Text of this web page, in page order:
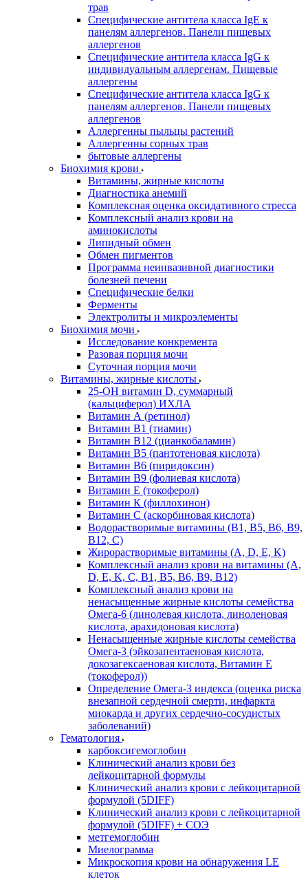
трав
Специфические антитела класса IgE к
панелям аллергенов. Панели пищевых
аллергенов
Специфические антитела класса IgG к
индивидуальным аллергенам. Пищевые
аллергены
Специфические антитела класса IgG к
панелям аллергенов. Панели пищевых
аллергенов
Аллергенны пыльцы растений
Аллергенны сорных трав
бытовые аллергены
Биохимия крови
Витамины, жирные кислоты
Диагностика анемий
Комплексная оценка оксидативного стресса
Комплексный анализ крови на
аминокислоты
Липидный обмен
Обмен пигментов
Программа неинвазивной диагностики
болезней печени
Специфические белки
Ферменты
Электролиты и микроэлементы
Биохимия мочи
Исследование конкремента
Разовая порция мочи
Суточная порция мочи
Витамины, жирные кислоты
25-OH витамин D, суммарный
(кальциферол) ИХЛА
Витамин А (ретинол)
Витамин В1 (тиамин)
Витамин В12 (цианкобаламин)
Витамин В5 (пантотеновая кислота)
Витамин В6 (пиридоксин)
Витамин В9 (фолиевая кислота)
Витамин Е (токоферол)
Витамин К (филлохинон)
Витамин С (аскорбиновая кислота)
Водорастворимые витамины (B1, B5, B6, В9,
В12, С)
Жирорастворимые витамины (A, D, E, K)
Комплексный анализ крови на витамины (A,
D, E, K, C, B1, B5, B6, В9, B12)
Комплексный анализ крови на
ненасыщенные жирные кислоты семейства
Омега-6 (линолевая кислота, линоленовая
кислота, арахидоновая кислота)
Ненасыщенные жирные кислоты семейства
Омега-3 (эйкозапентаеновая кислота,
докозагексаеновая кислота, Витамин E
(токоферол))
Определение Омега-3 индекса (оценка риска
внезапной сердечной смерти, инфаркта
миокарда и других сердечно-сосудистых
заболеваний)
Гематология
карбоксигемоглобин
Клинический анализ крови без
лейкоцитарной формулы
Клинический анализ крови с лейкоцитарной
формулой (5DIFF)
Клинический анализ крови с лейкоцитарной
формулой (5DIFF) + СОЭ
метгемоглобин
Миелограмма
Микроскопия крови на обнаружения LE
клеток